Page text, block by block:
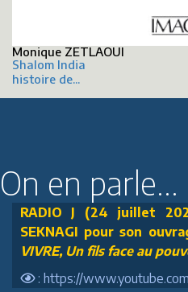
Monique ZETLAOUI
Shalom India
histoire de...
On en parle...
RADIO J (24 juillet
SEKNAGI pour son
VIVRE, Un fils face au
: https://